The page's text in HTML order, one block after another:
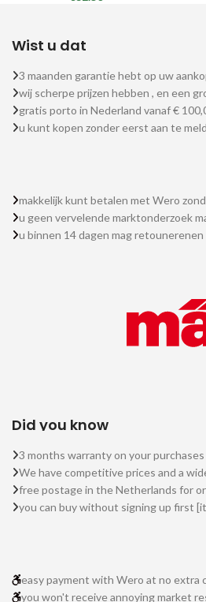
Wist u dat
3 maanden garantie hebt op uw
wij scherpe prijzen hebben , en een
gratis porto in Nederland vanaf €
u kunt kopen zonder eerst aan te
makkelijk kunt betalen met Wero
u geen vervelende marktonderzoek
u binnen 14 dagen mag retounerenen
Did you know
3 months warranty on your purchases
We have competitive prices and a
free postage in the Netherlands for
you can buy without signing up first
easy payment with Wero at no extra
you won't receive annoying market